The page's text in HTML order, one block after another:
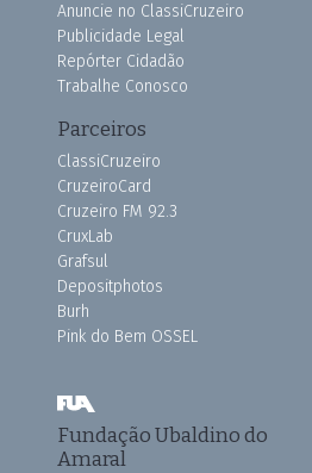
Anuncie no ClassiCruzeiro
Publicidade Legal
Repórter Cidadão
Trabalhe Conosco
Parceiros
ClassiCruzeiro
CruzeiroCard
Cruzeiro FM 92.3
CruxLab
Grafsul
Depositphotos
Burh
Pink do Bem OSSEL
Fundação Ubaldino do
Amaral